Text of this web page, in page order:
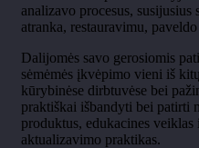
analizavo procesus,
atranka, restauravimu,
Dalijomės savo gerosiomis
sėmėmės įkvėpimo vieni iš
kūrybinėse dirbtuvėse bei
praktiškai išbandyti bei patirti
produktus, edukacines
aktualizavimo praktikas.